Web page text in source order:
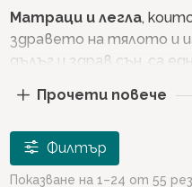
Матраци и легла,
здравето на тялото и
дълъг и здрав сън, са
продукти (матраци и
открояват като части
отношение на
Прочети повече
Филтър
Показване на 1–24 от 55